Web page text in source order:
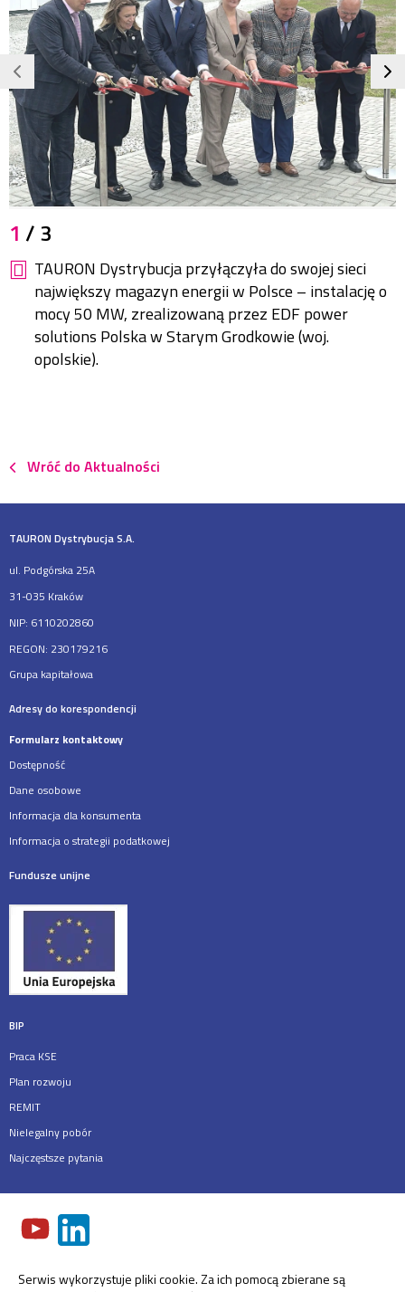
488,4
1980x1381
pikseli
1 / 3
TAURON Dystrybucja przyłączyła do swojej sieci
największy magazyn energii w Polsce – instalację o
mocy 50 MW, zrealizowaną przez EDF power
solutions Polska w Starym Grodkowie (woj.
opolskie).
Wróć do Aktualności
TAURON Dystrybucja S.A.
ul. Podgórska 25A
31-035 Kraków
NIP: 6110202860
REGON: 230179216
Grupa kapitałowa
Adresy do korespondencji
Formularz kontaktowy
Dostępność
Dane osobowe
Informacja dla konsumenta
Informacja o strategii podatkowej
Fundusze unijne
BIP
Praca KSE
Plan rozwoju
REMIT
Nielegalny pobór
Najczęstsze pytania
Serwis wykorzystuje pliki cookie. Za ich pomocą zbierane są